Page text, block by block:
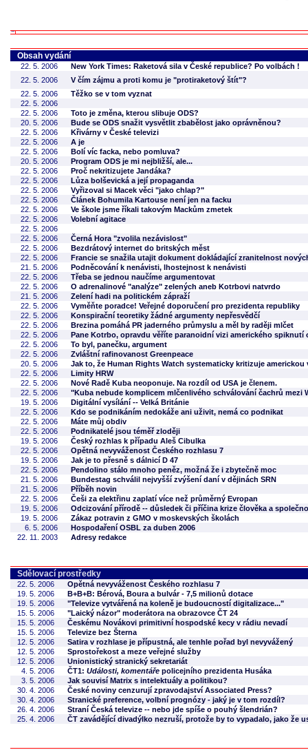
Obsah vydání
22. 5. 2006
New York Times: Raketová sila v České republice? Po volbách !
22. 5. 2006
V čím zájmu a proti komu je "protiraketový štít"?
22. 5. 2006
Těžko se v tom vyznat
22. 5. 2006
22. 5. 2006
Toto je změna, kterou slibuje ODS?
20. 5. 2006
Bude se ODS snažit vysvětlit zbabělost jako oprávněnou?
22. 5. 2006
Křivárny v České televizi
22. 5. 2006
A je
22. 5. 2006
Bolí víc facka, nebo pomluva?
20. 5. 2006
Program ODS je mi nejbližší, ale...
22. 5. 2006
Proč nekritizujete Jandáka?
22. 5. 2006
Lůza bolševická a její propaganda
22. 5. 2006
Vyřizoval si Macek věci "jako chlap?"
22. 5. 2006
Článek Bohumila Kartouse není jen na facku
22. 5. 2006
Ve škole jsme říkali takovým Mackům zmetek
22. 5. 2006
Volební agitace
22. 5. 2006
22. 5. 2006
Černá Hora "zvolila nezávislost"
22. 5. 2006
Bezdrátový internet do britských měst
22. 5. 2006
Francie se snažila utajit dokument dokládající zranitelnost
21. 5. 2006
Podněcování k nenávisti, lhostejnost k nenávisti
22. 5. 2006
Třeba se jednou naučíme argumentovat
22. 5. 2006
O adrenalinové "analýze" zelených aneb Kotrbovi natvrdo
21. 5. 2006
Zelení hadi na politickém zápraží
22. 5. 2006
Vyměňte poradce! Veřejné doporučení pro prezidenta republiky
22. 5. 2006
Konspirační teoretiky žádné argumenty nepřesvědčí
22. 5. 2006
Brezina pomáhá PR jaderného průmyslu a měl by raději mlčet
22. 5. 2006
Pane Kotrbo, opravdu věříte paranoidní vizi amerického spiknutí
22. 5. 2006
To byl, panečku, argument
22. 5. 2006
Zvláštní rafinovanost Greenpeace
20. 5. 2006
Jak to, že Human Rights Watch systematicky kritizuje americkou
22. 5. 2006
Limity HRW
22. 5. 2006
Nové Radě Kuba neoponuje. Na rozdíl od USA je členem.
22. 5. 2006
"Kuba nebude komplicem mlčenlivého schválování čachrů mezi
19. 5. 2006
Digitální vysílání -- Velká Británie
22. 5. 2006
Kdo se podnikáním nedokáže ani uživit, nemá co podnikat
22. 5. 2006
Máte můj obdiv
22. 5. 2006
Podnikatelé jsou téměř zloději
19. 5. 2006
Český rozhlas k případu Aleš Cibulka
22. 5. 2006
Opětná nevyváženost Českého rozhlasu 7
19. 5. 2006
Jak je to přesně s dálnicí D 47
22. 5. 2006
Pendolino stálo mnoho peněz, možná že i zbytečně moc
21. 5. 2006
Bundestag schválil nejvyšší zvýšení daní v dějinách SRN
21. 5. 2006
Příběh novin
22. 5. 2006
Češi za elektřinu zaplatí více než průměrný Evropan
19. 5. 2006
Odcizování přírodě -- důsledek či příčina krize člověka a
19. 5. 2006
Zákaz potravin z GMO v moskevských školách
6. 5. 2006
Hospodaření OSBL za duben 2006
22. 11. 2003
Adresy redakce
Sdělovací prostředky
22. 5. 2006
Opětná nevyváženost Českého rozhlasu 7
19. 5. 2006
B+B+B: Bérová, Boura a bulvár - 7,5 milionů dotace
19. 5. 2006
"Televize vytvářená na koleně je budoucností digitalizace..."
15. 5. 2006
"Laický názor" moderátora na obrazovce ČT 24
15. 5. 2006
Českému Novákovi primitivní hospodské kecy v rádiu nevadí
15. 5. 2006
Televize bez Šterna
12. 5. 2006
Satira v rozhlase je přípustná, ale tenhle pořad byl nevyvážený
12. 5. 2006
Sprostořekost a meze veřejné služby
12. 5. 2006
Unionistický stranický sekretariát
4. 5. 2006
ČT1: Události, komentáře policejního prezidenta Husáka
3. 5. 2006
Jak souvisí Matrix s intelektuály a politikou?
30. 4. 2006
České noviny cenzurují zpravodajství Associated Press?
30. 4. 2006
Stranické preference, volbní prognózy - jaký je v tom rozdíl?
26. 4. 2006
Straní Česká televize -- nebo jde spíše o pouhý šlendrián?
25. 4. 2006
ČT zavádějící divadýlko nezruší, protože by to vypadalo, jako že